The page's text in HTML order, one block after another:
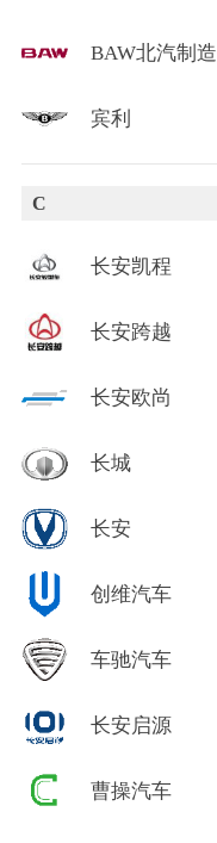
BAW北汽制造
宾利
C
长安凯程
长安跨越
长安欧尚
长城
长安
创维汽车
车驰汽车
长安启源
曹操汽车